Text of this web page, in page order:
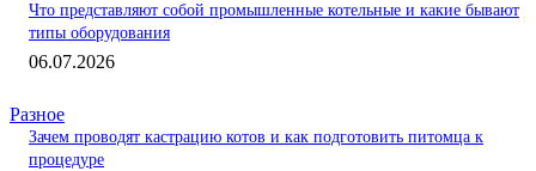
Что представляют собой промышленные котельные и какие бывают
типы оборудования
06.07.2026
Разное
Зачем проводят кастрацию котов и как подготовить питомца к
процедуре